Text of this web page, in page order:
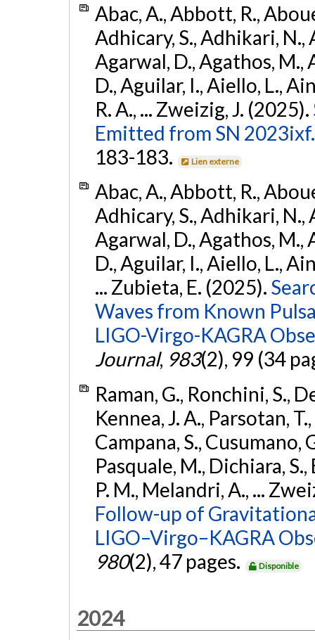
Abac, A., Abbott, R.,
Adhicary, S., Adhikari, N.,
Agarwal, D., Agathos, M.,
D., Aguilar, I., Aiello, L.,
R. A., ... Zweizig, J. (2025).
Emitted from SN 2023ixf.
183-183.
Lien externe
Abac, A., Abbott, R.,
Adhicary, S., Adhikari, N.,
Agarwal, D., Agathos, M.,
D., Aguilar, I., Aiello, L.,
... Zubieta, E. (2025).
Waves from Known
LIGO-Virgo-KAGRA
Journal, 983(2), 99 (34
Raman, G., Ronchini, S.,
Kennea, J. A., Parsotan,
Campana, S., Cusumano,
Pasquale, M., Dichiara,
P. M., Melandri, A., ...
Follow-up of
LIGO–Virgo–KAGRA
980(2), 47 pages. Disponible
2024